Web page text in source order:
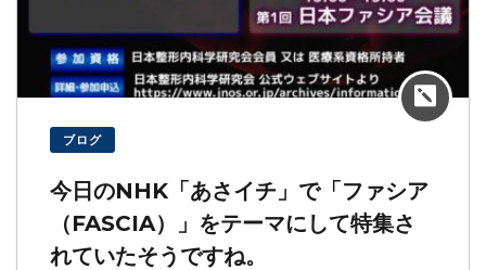
ブログ
今日のNHK「あさイチ」で「ファシア
（FASCIA）」をテーマにして特集さ
れていたそうですね。